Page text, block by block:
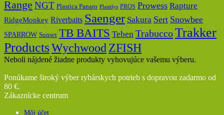
Range NGT Plastica Panaro Plastilys PROS Prowess Rapture
RidgeMonkey Riverbaits Saenger Sakura Sert Snowbee
SPARROW Sunset TB BAITS Teben TrabuccoTrakker
ProductsWychwood ZFISH
Neboli nájdené žiadne produkty vyhovujúce vašemu výberu.
Ponúkame široký výber rybárskych potrieb s dopravou zadarmo od
80 €.
Zákaznícke centrum
Môj účet